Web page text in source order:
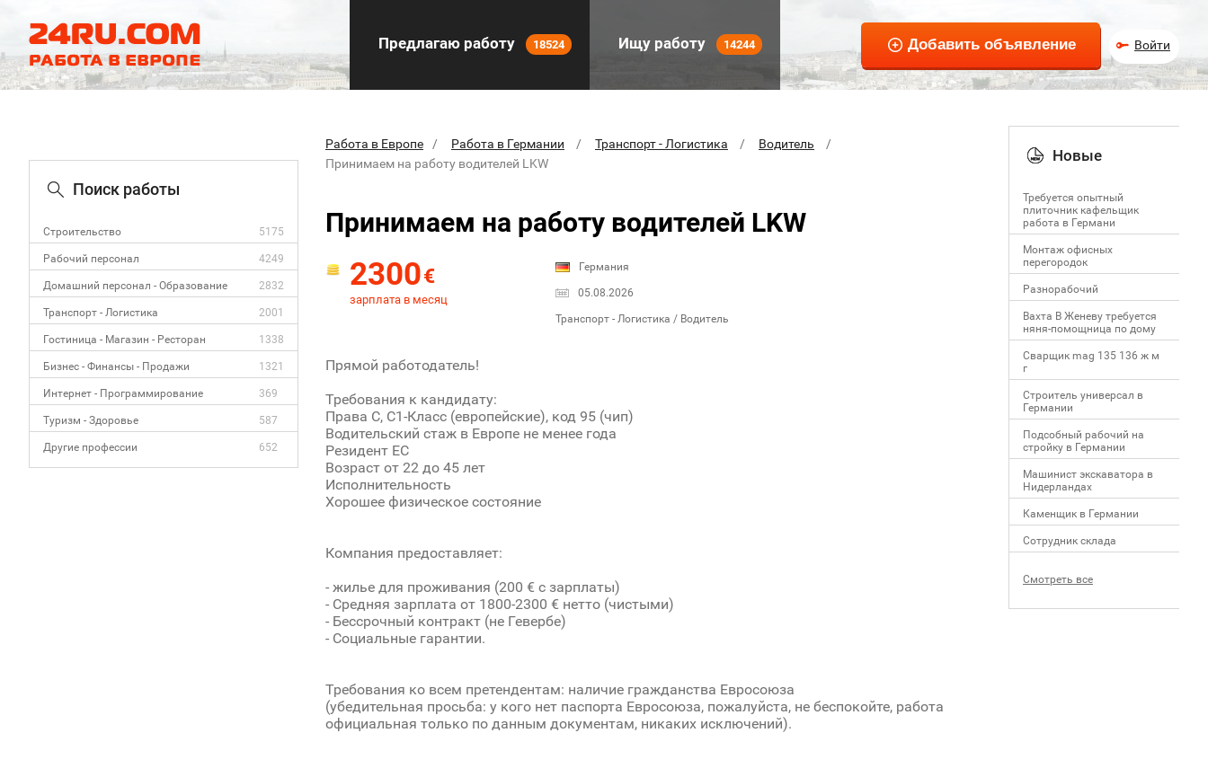
Предлагаю работу 18524 Ищу работу 14244 Войти
Поиск работы
Строительство 5175
Рабочий персонал 4249
Домашний персонал - Образование 2832
Транспорт - Логистика 2001
Гостиница - Магазин - Ресторан 1338
Бизнес - Финансы - Продажи 1321
Интернет - Программирование 369
Туризм - Здоровье 587
Другие профессии 652
Работа в Европе Работа в Германии Транспорт - Логистика
Водитель
Принимаем на работу водителей LKW
Принимаем на работу водителей LKW
2300€
зарплата в месяц
Германия
05.08.2026
Транспорт - Логистика / Водитель
Прямой работодатель!
Требования к кандидату:
Права С, С1-Класс (европейские), код 95 (чип)
Водительский стаж в Европе не менее года
Резидент ЕС
Возраст от 22 до 45 лет
Исполнительность
Хорошее физическое состояние
Компания предоставляет:
- жилье для проживания (200 € с зарплаты)
- Средняя зарплата от 1800-2300 € нетто (чистыми)
- Бессрочный контракт (не Гевербе)
- Социальные гарантии.
Требования ко всем претендентам: наличие гражданства Евросоюза
(убедительная просьба: у кого нет паспорта Евросоюза, пожалуйста, не беспокойте, работа
официальная только по данным документам, никаких исключений).
Новые
Требуется опытный
плиточник кафельщик
работa в Германи
Mонтаж офисных
перегородок
Разнорабочий
Вахта В Женеву требуется
няня-помощница по дому
Сварщик mag 135 136 ж м
г
Строитель универсал в
Германии
Подсобный рабочий на
стройку в Германии
Машинист экскаватора в
Нидерландах
Каменщик в Германии
Сотрудник склада
Смотреть все